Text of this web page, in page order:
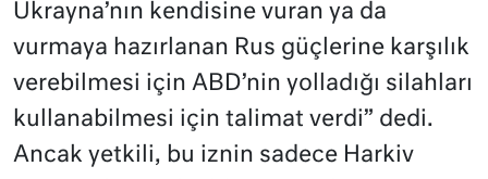
Ukrayna’nın kendisine vuran ya da
vurmaya hazırlanan Rus güçlerine karşılık
verebilmesi için ABD’nin yolladığı silahları
kullanabilmesi için talimat verdi” dedi.
Ancak yetkili, bu iznin sadece Harkiv